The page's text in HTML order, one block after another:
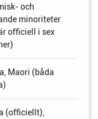
och
minoriteter
officiell i sex
Maori (båda
(officiellt),